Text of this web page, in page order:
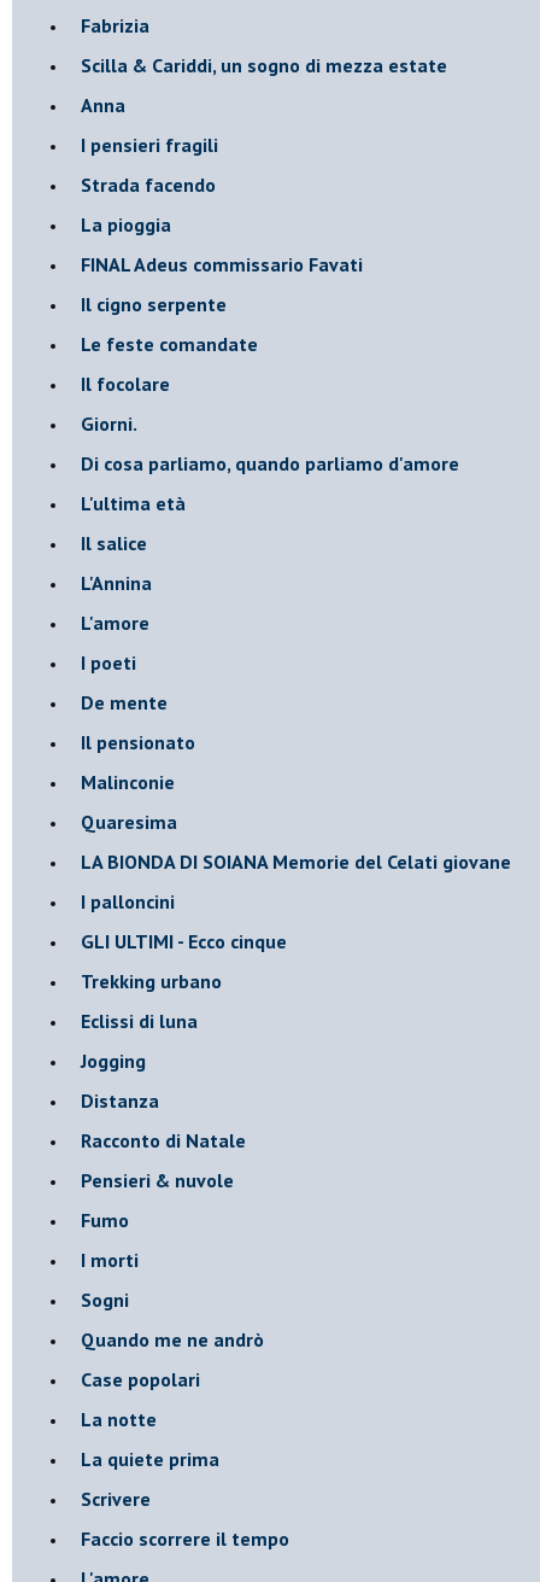
Fabrizia
​Scilla & Cariddi, un sogno di mezza estate
Anna
I pensieri fragili
Strada facendo
La pioggia
FINAL Adeus commissario Favati
Il cigno serpente
Le feste comandate
Il focolare
Giorni.
Di cosa parliamo, quando parliamo d'amore
L'ultima età
Il salice
L'Annina
L'amore
I poeti
De mente
Il pensionato
Malinconie
Quaresima
LA BIONDA DI SOIANA Memorie del Celati giovane
I palloncini
GLI ULTIMI - Ecco cinque
Trekking urbano
Eclissi di luna
Jogging
Distanza
Racconto di Natale
Pensieri & nuvole
Fumo
I morti
Sogni
Quando me ne andrò
Case popolari
La notte
La quiete prima
Scrivere
Faccio scorrere il tempo